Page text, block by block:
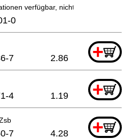
verfügbar, nicht bestellbar
0
+
7 2.86
+
4 1.19
+
7 4.28